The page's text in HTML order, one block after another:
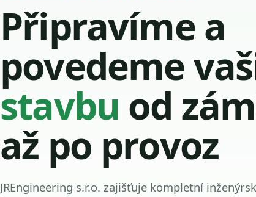
Připravíme a
povedeme
stavbu od
až po provoz
JREngineering s.r.o. zajišťuje kompletní